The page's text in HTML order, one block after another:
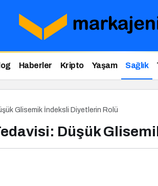
Haberler Kripto Yaşam Sağlık
Glisemik İndeksli Diyetlerin Rolü
Düşük